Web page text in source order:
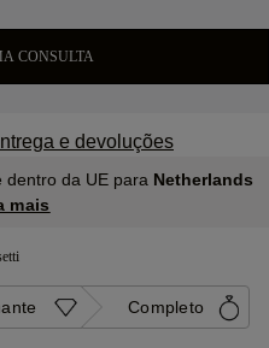
CONSULTA
e devoluções
dentro da UE para Netherlands
mais
Completo